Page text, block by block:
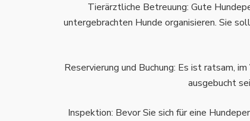
Tierärztliche Betreuung: Gute
untergebrachten Hunde organisieren. Sie
Reservierung und Buchung: Es ist ratsam,
ausgebucht
Inspektion: Bevor Sie sich für eine